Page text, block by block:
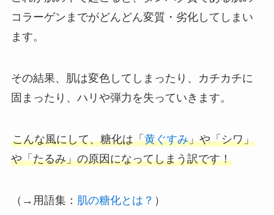
コラーゲンまでがどんどん変質・劣化してしまい
ます。
その結果、肌は変色してしまったり、カチカチに
固まったり、ハリや弾力を失っていきます。
こんな風にして、糖化は「黄ぐすみ」や「シワ」
や「たるみ」の原因になってしまう訳です！
（→用語集： 肌の糖化とは？ ）